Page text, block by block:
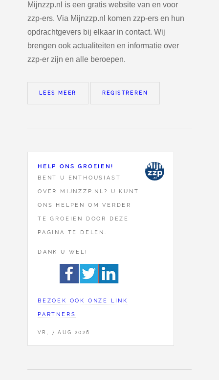
Mijnzzp.nl is een gratis website van en voor
zzp-ers. Via Mijnzzp.nl komen zzp-ers en hun
opdrachtgevers bij elkaar in contact. Wij
brengen ook actualiteiten en informatie over
zzp-er zijn en alle beroepen.
LEES MEER REGISTREREN
HELP ONS GROEIEN!
BENT U ENTHOUSIAST
OVER MIJNZZP.NL? U KUNT
ONS HELPEN OM VERDER
TE GROEIEN DOOR DEZE
PAGINA TE DELEN.
DANK U WEL!
BEZOEK OOK ONZE LINK
PARTNERS
VR, 7 AUG 2026